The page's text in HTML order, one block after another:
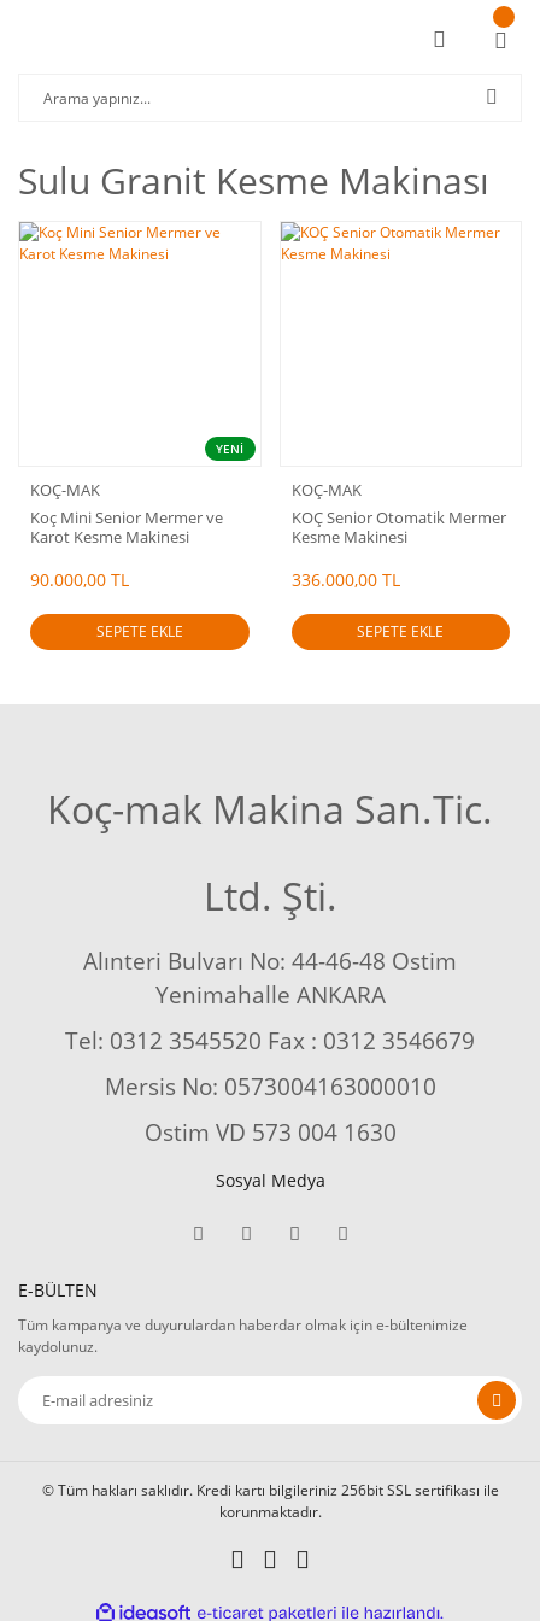
Sulu Granit Kesme Makinası
YENİ
KOÇ-MAK
Koç Mini Senior Mermer ve
Karot Kesme Makinesi
90.000,00 TL
SEPETE EKLE
KOÇ-MAK
KOÇ Senior Otomatik Mermer
Kesme Makinesi
336.000,00 TL
SEPETE EKLE
Koç-mak Makina San.Tic.
Ltd. Şti.
Alınteri Bulvarı No: 44-46-48 Ostim
Yenimahalle ANKARA
Tel: 0312 3545520 Fax : 0312 3546679
Mersis No: 0573004163000010
Ostim VD 573 004 1630
Sosyal Medya
E-BÜLTEN
Tüm kampanya ve duyurulardan haberdar olmak için e-bültenimize
kaydolunuz.
© Tüm hakları saklıdır. Kredi kartı bilgileriniz 256bit SSL sertifikası ile
korunmaktadır.
ideasoft e-